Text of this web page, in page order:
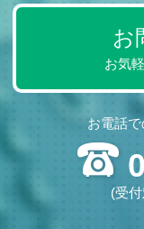
お
お気
お電話
(受